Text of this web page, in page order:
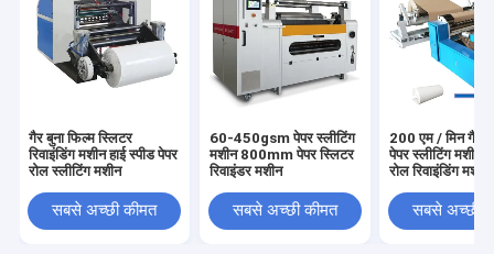
गैर बुना फिल्म स्लिटर
रिवाइंडिंग मशीन हाई स्पीड पेपर
रोल स्लीटिंग मशीन
सबसे अच्छी कीमत
60-450gsm पेपर स्लीटिंग
मशीन 800mm पेपर स्लिटर
रिवाइंडर मशीन
सबसे अच्छी कीमत
200 एम / मिन गैर
पेपर स्लीटिंग मशीन
रोल रिवाइंडिंग मशीन
सबसे अच्छी